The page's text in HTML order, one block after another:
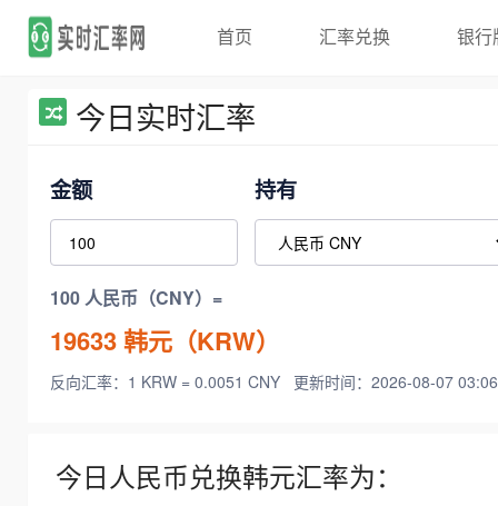
首页 汇率兑换 银行
今日实时汇率
金额 持有
100 人民币（CNY）=
19633韩元（KRW）
反向汇率：1 KRW = 0.0051 CNY 更新时间：2026-08-07
今日人民币兑换韩元汇率为：